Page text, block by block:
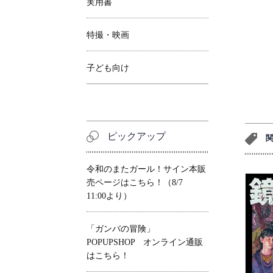
実用書
特撮・映画
子ども向け
ピックアップ
令和のまたガール！サイン本販
売ページはこちら！（8/7
11:00より）
「ガンバの冒険」
POPUPSHOP オンライン通販
はこちら！